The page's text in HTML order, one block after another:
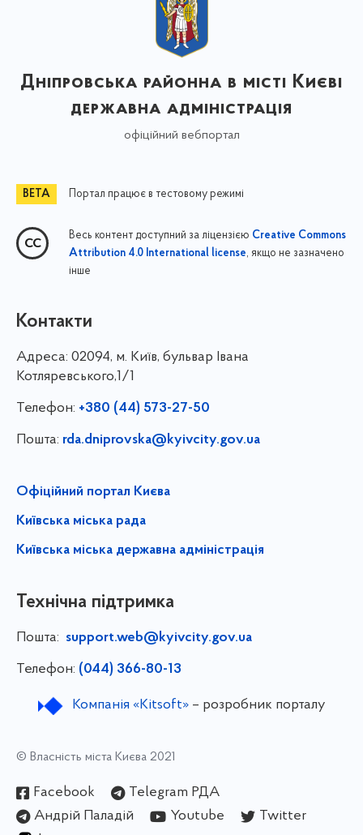
Дніпровська районна в місті Києві
державна адміністрація
офіційний вебпортал
Портал працює в тестовому режимі
Весь контент доступний за ліцензією Creative Commons
Attribution 4.0 International license, якщо не зазначено
інше
Контакти
Адреса: 02094, м. Київ, бульвар Івана
Котляревського,1/1
Телефон: +380 (44) 573-27-50
Пошта: rda.dniprovska@kyivcity.gov.ua
Офіційний портал Києва
Київська міська рада
Київська міська державна адміністрація
Технічна підтримка
Пошта: support.web@kyivcity.gov.ua
Телефон: (044) 366-80-13
Компанія «Kitsoft»– розробник порталу
© Власність міста Києва 2021
Facebook
Telegram РДА
Андрій Паладій
Youtube
Twitter